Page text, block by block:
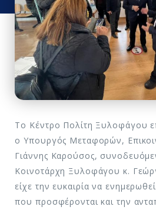
Το Κέντρο Πολίτη Ξυλοφάγου
ο Υπουργός Μεταφορών,
Γιάννης Καρούσος,
Κοινοτάρχη Ξυλοφάγου κ.
είχε την ευκαιρία να
που προσφέρονται και την